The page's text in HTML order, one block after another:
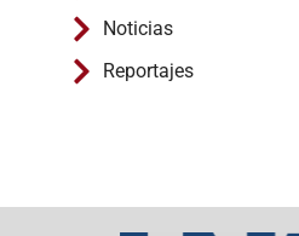
Noticias
Reportajes